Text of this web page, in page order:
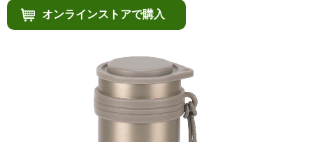
オンラインストアで購入